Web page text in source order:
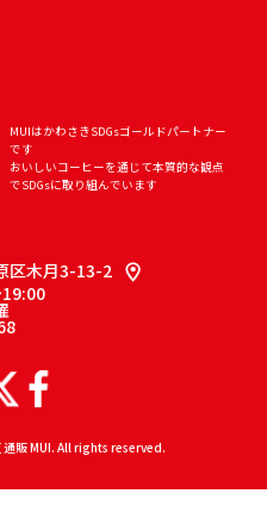
MUIはかわさきSDGsゴールドパートナー
です
おいしいコーヒーを通じて本質的な観点
でSDGsに取り組んでいます
区木月3-13-2
販 MUI. All rights reserved.